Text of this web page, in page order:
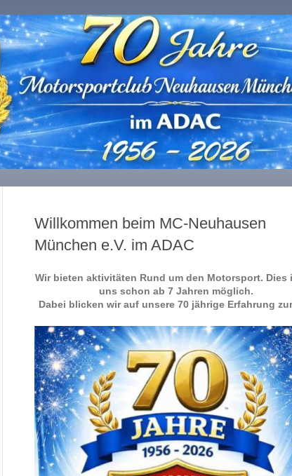
Willkommen beim MC-Neuhausen
München e.V. im ADAC
Wir bieten aktivitäten Rund um den Motorsport. Dies
uns schon ab 7 Jahren möglich.
Dabei blicken wir auf unsere 70 jährige Erfahrung